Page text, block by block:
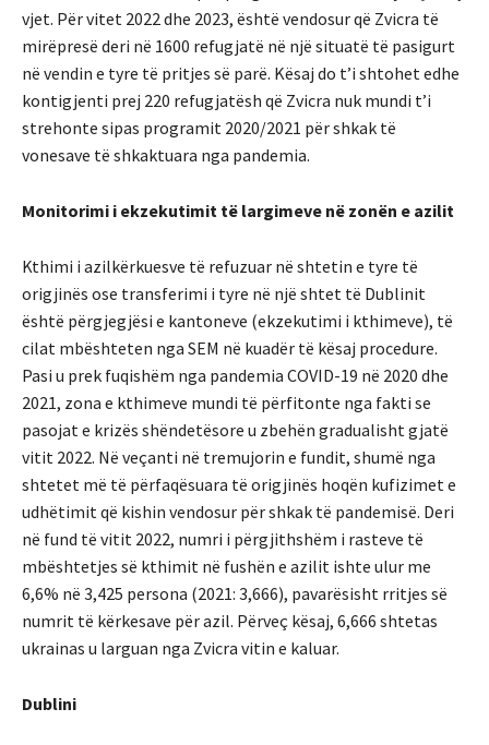
vjet. Për vitet 2022 dhe 2023, është vendosur që Zvicra të
mirëpresë deri në 1600 refugjatë në një situatë të pasigurt
në vendin e tyre të pritjes së parë. Kësaj do t’i shtohet edhe
kontigjenti prej 220 refugjatësh që Zvicra nuk mundi t’i
strehonte sipas programit 2020/2021 për shkak të
vonesave të shkaktuara nga pandemia.
Monitorimi i ekzekutimit të largimeve në zonën e azilit
Kthimi i azilkërkuesve të refuzuar në shtetin e tyre të
origjinës ose transferimi i tyre në një shtet të Dublinit
është përgjegjësi e kantoneve (ekzekutimi i kthimeve), të
cilat mbështeten nga SEM në kuadër të kësaj procedure.
Pasi u prek fuqishëm nga pandemia COVID-19 në 2020 dhe
2021, zona e kthimeve mundi të përfitonte nga fakti se
pasojat e krizës shëndetësore u zbehën gradualisht gjatë
vitit 2022. Në veçanti në tremujorin e fundit, shumë nga
shtetet më të përfaqësuara të origjinës hoqën kufizimet e
udhëtimit që kishin vendosur për shkak të pandemisë. Deri
në fund të vitit 2022, numri i përgjithshëm i rasteve të
mbështetjes së kthimit në fushën e azilit ishte ulur me
6,6% në 3,425 persona (2021: 3,666), pavarësisht rritjes së
numrit të kërkesave për azil. Përveç kësaj, 6,666 shtetas
ukrainas u larguan nga Zvicra vitin e kaluar.
Dublini